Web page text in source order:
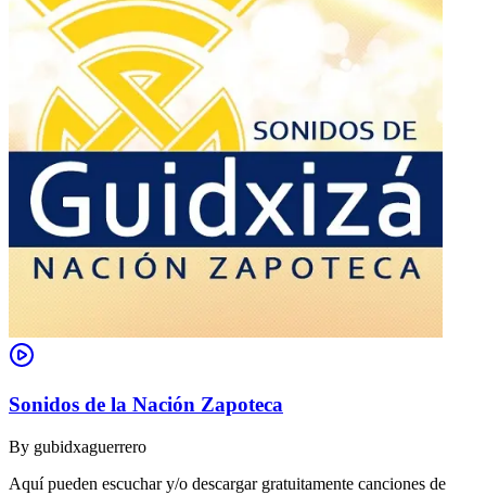
Sonidos de la Nación Zapoteca
By gubidxaguerrero
Aquí pueden escuchar y/o descargar gratuitamente canciones de